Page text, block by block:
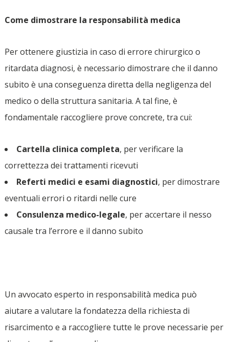
Come dimostrare la responsabilità medica
Per ottenere giustizia in caso di errore chirurgico o
ritardata diagnosi, è necessario dimostrare che il danno
subito è una conseguenza diretta della negligenza del
medico o della struttura sanitaria. A tal fine, è
fondamentale raccogliere prove concrete, tra cui:
Cartella clinica completa, per verificare la
correttezza dei trattamenti ricevuti
Referti medici e esami diagnostici, per dimostrare
eventuali errori o ritardi nelle cure
Consulenza medico-legale, per accertare il nesso
causale tra l’errore e il danno subito
Un avvocato esperto in responsabilità medica può
aiutare a valutare la fondatezza della richiesta di
risarcimento e a raccogliere tutte le prove necessarie per